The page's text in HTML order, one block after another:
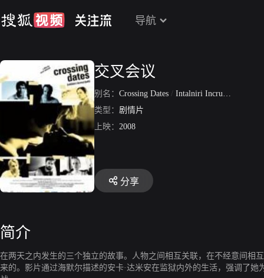
导航
交叉会议
别名： Crossing Dates / Intalniri Incrucisate
类型： 剧情片
上映： 2008
分享
简介
在两天之内发生的三个独立的故事。人物之间相互关联，在不经意间相
来的。影片通过海默尔描述的安卡·达米安在监狱内外的生活，强调了